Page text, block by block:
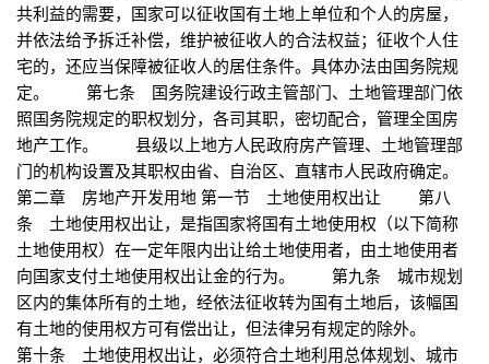
共利益的需要，国家可以征收国有土地上单位和个人的房屋，
并依法给予拆迁补偿，维护被征收人的合法权益；征收个人住
宅的，还应当保障被征收人的居住条件。具体办法由国务院规
定。 第七条 国务院建设行政主管部门、土地管理部门依
照国务院规定的职权划分，各司其职，密切配合，管理全国房
地产工作。 县级以上地方人民政府房产管理、土地管理部
门的机构设置及其职权由省、自治区、直辖市人民政府确定。
第二章 房地产开发用地 第一节 土地使用权出让 第八
条 土地使用权出让，是指国家将国有土地使用权（以下简称
土地使用权）在一定年限内出让给土地使用者，由土地使用者
向国家支付土地使用权出让金的行为。 第九条 城市规划
区内的集体所有的土地，经依法征收转为国有土地后，该幅国
有土地的使用权方可有偿出让，但法律另有规定的除外。
第十条 土地使用权出让，必须符合土地利用总体规划、城市